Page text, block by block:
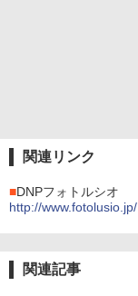
関連リンク
■DNPフォトルシオ
http://www.fotolusio.jp/
関連記事